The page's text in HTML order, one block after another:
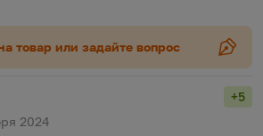
товар или задайте вопрос
+5
2024